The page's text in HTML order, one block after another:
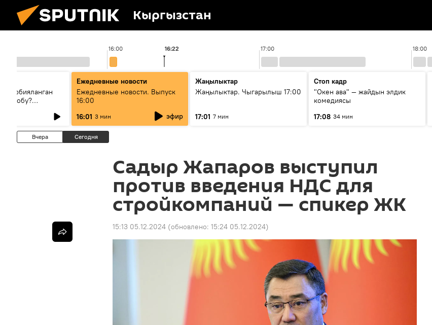
Кыргызстан
16:00 17:00 18:00
16:22
тарбияланган
болобу?
Ежедневные новости
Ежедневные новости. Выпуск
16:00
16:01 3 мин эфир
Жаңылыктар
Жаңылыктар. Чыгарылыш 17:00
17:01 7 мин
Стоп кадр
"Окен ава" — жайдын элдик
комедиясы
17:08 34 мин
Вчера Сегодня
Садыр Жапаров выступил
против введения НДС для
стройкомпаний — спикер ЖК
15:13 05.12.2024 (обновлено: 15:24 05.12.2024)